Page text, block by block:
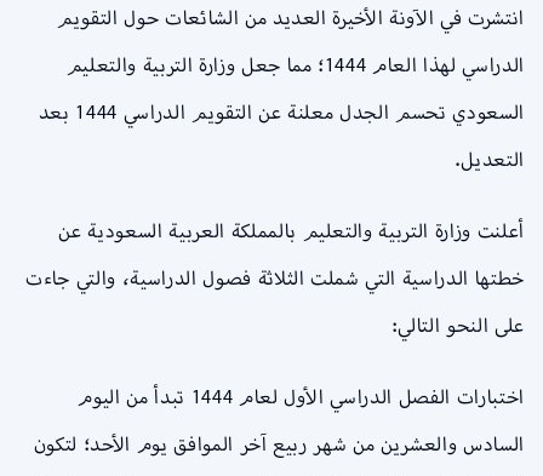
انتشرت في الآونة الأخيرة العديد من الشائعات حول التقويم
الدراسي لهذا العام 1444؛ مما جعل وزارة التربية والتعليم
السعودي تحسم الجدل معلنة عن التقويم الدراسي 1444 بعد
التعديل.
أعلنت وزارة التربية والتعليم بالمملكة العربية السعودية عن
خطتها الدراسية التي شملت الثلاثة فصول الدراسية، والتي جاءت
على النحو التالي:
اختبارات الفصل الدراسي الأول لعام 1444 تبدأ من اليوم
السادس والعشرين من شهر ربيع آخر الموافق يوم الأحد؛ لتكون